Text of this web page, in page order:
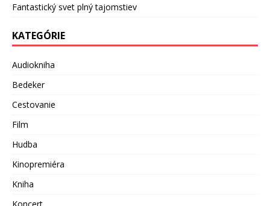
Fantastický svet plný tajomstiev
KATEGÓRIE
Audiokniha
Bedeker
Cestovanie
Film
Hudba
Kinopremiéra
Kniha
Koncert